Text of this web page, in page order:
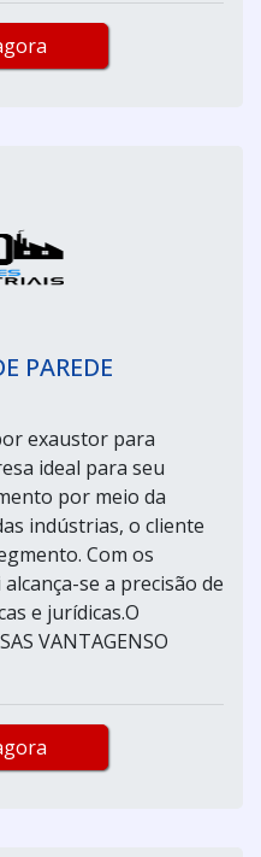
PAREDE
exaustor para
ideal para seu
por meio da
indústrias, o cliente
Com os
se a precisão de
e jurídicas.O
VANTAGENSO